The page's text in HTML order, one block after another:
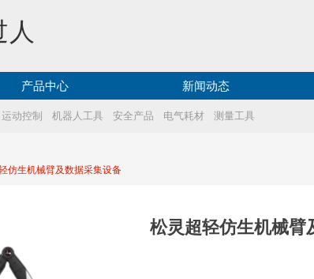
产品中心 新闻动态
运动控制 机器人工具 安全产品 电气耗材 测量工具
仿生机械臂及数据采集设备
松灵超轻仿生机械臂